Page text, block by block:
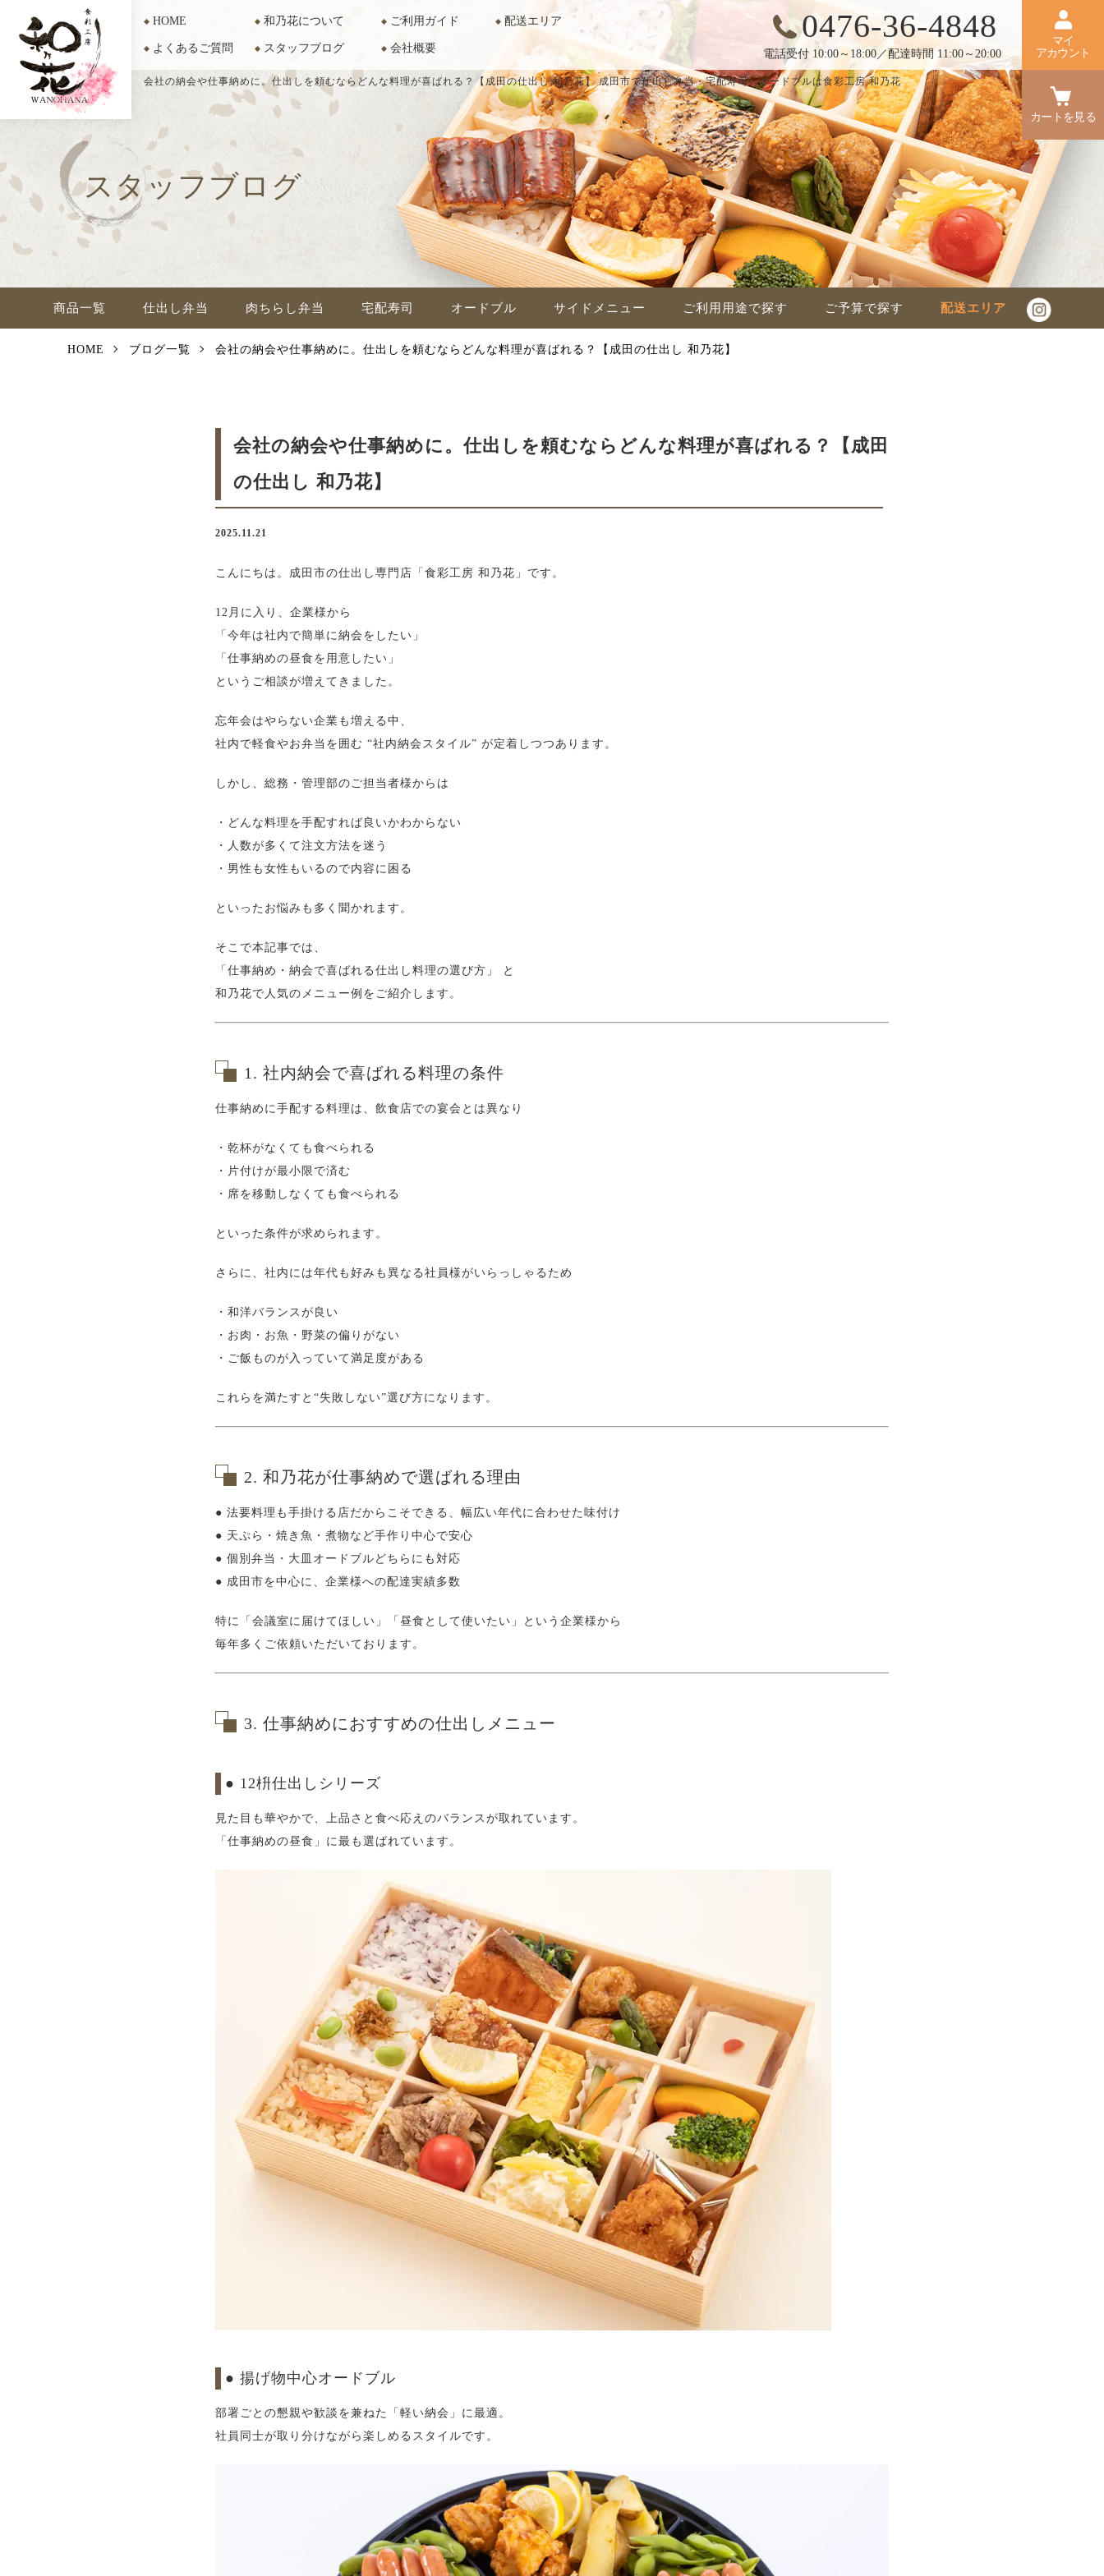
会社の納会や仕事納めに。仕出しを頼むならどんな料理が喜ばれる？【成田の仕出し 和乃花】成田市で仕出し弁当・宅配寿司・オードブルは食彩工房 和乃花
HOME 和乃花について ご利用ガイド 配送エリア
よくあるご質問 スタッフブログ 会社概要
0476-36-4848
電話受付 10:00～18:00／配達時間 11:00～20:00
マイ
アカウント
カートを見る
スタッフブログ
商品一覧 仕出し弁当 肉ちらし弁当 宅配寿司 オードブル サイドメニュー ご利用用途で探す ご予算で探す 配送エリア
HOME ブログ一覧 会社の納会や仕事納めに。仕出しを頼むならどんな料理が喜ばれる？【成田の仕出し 和乃花】
会社の納会や仕事納めに。仕出しを頼むならどんな料理が喜ばれる？【成田
の仕出し 和乃花】
2025.11.21
こんにちは。成田市の仕出し専門店「食彩工房 和乃花」です。
12月に入り、企業様から
「今年は社内で簡単に納会をしたい」
「仕事納めの昼食を用意したい」
というご相談が増えてきました。
忘年会はやらない企業も増える中、
社内で軽食やお弁当を囲む “社内納会スタイル” が定着しつつあります。
しかし、総務・管理部のご担当者様からは
・どんな料理を手配すれば良いかわからない
・人数が多くて注文方法を迷う
・男性も女性もいるので内容に困る
といったお悩みも多く聞かれます。
そこで本記事では、
「仕事納め・納会で喜ばれる仕出し料理の選び方」
と
和乃花で人気のメニュー例をご紹介します。
1. 社内納会で喜ばれる料理の条件
仕事納めに手配する料理は、飲食店での宴会とは異なり
・乾杯がなくても食べられる
・片付けが最小限で済む
・席を移動しなくても食べられる
といった条件が求められます。
さらに、社内には年代も好みも異なる社員様がいらっしゃるため
・和洋バランスが良い
・お肉・お魚・野菜の偏りがない
・ご飯ものが入っていて満足度がある
これらを満たすと“失敗しない”選び方になります。
2. 和乃花が仕事納めで選ばれる理由
● 法要料理も手掛ける店だからこそできる、幅広い年代に合わせた味付け
● 天ぷら・焼き魚・煮物など手作り中心で安心
● 個別弁当・大皿オードブルどちらにも対応
● 成田市を中心に、企業様への配達実績多数
特に「会議室に届けてほしい」「昼食として使いたい」という企業様から
毎年多くご依頼いただいております。
3. 仕事納めにおすすめの仕出しメニュー
● 12枡仕出しシリーズ
見た目も華やかで、上品さと食べ応えのバランスが取れています。
「仕事納めの昼食」に最も選ばれています。
● 揚げ物中心オードブル
部署ごとの懇親や歓談を兼ねた「軽い納会」に最適。
社員同士が取り分けながら楽しめるスタイルです。